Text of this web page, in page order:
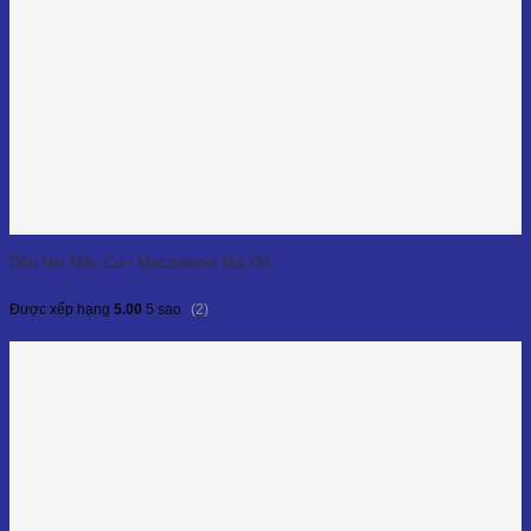
Dầu Hạt Mắc Ca - Macadamia Nut Oil
Được xếp hạng 5.00 5 sao (2)